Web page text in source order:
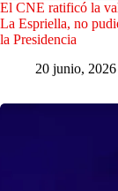
El CNE ratificó la
La Espriella, no
la Presidencia
20 junio, 2026